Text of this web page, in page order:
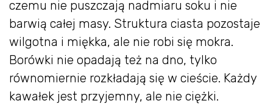
czemu nie puszczają nadmiaru soku i nie
barwią całej masy. Struktura ciasta pozostaje
wilgotna i miękka, ale nie robi się mokra.
Borówki nie opadają też na dno, tylko
równomiernie rozkładają się w cieście. Każdy
kawałek jest przyjemny, ale nie ciężki.